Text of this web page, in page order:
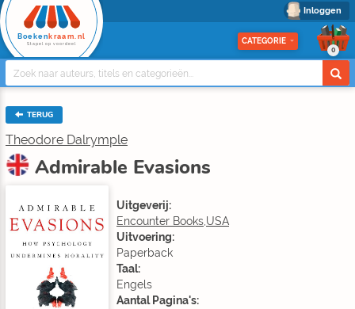
Inloggen
Boeken kraam.nl
Stapel op voordeel CATEGORIE
0
TERUG
Theodore Dalrymple
Admirable Evasions
Uitgeverij:
Encounter Books,USA
Uitvoering:
Paperback
Taal:
Engels
Aantal Pagina's: